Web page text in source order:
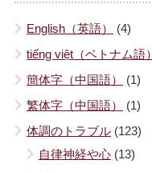
English（英語）
(4)
tiếng việt（ベトナム語）
簡体字（中国語）
(1)
繁体字（中国語）
(1)
体調のトラブル (123)
自律神経や心 (13)